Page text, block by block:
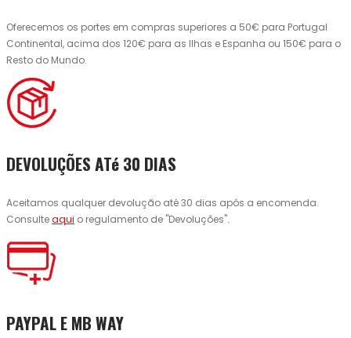
Oferecemos os portes em compras superiores a 50€ para Portugal
Continental, acima dos 120€ para as Ilhas e Espanha ou 150€ para o
Resto do Mundo.
DEVOLUÇÕES ATé 30 DIAS
Aceitamos qualquer devolução até 30 dias após a encomenda.
Consulteaqui o regulamento de "Devoluções".
PAYPAL E MB WAY